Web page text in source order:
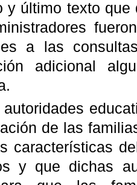
y último texto
a las
adicional
de las
características
y que dichas